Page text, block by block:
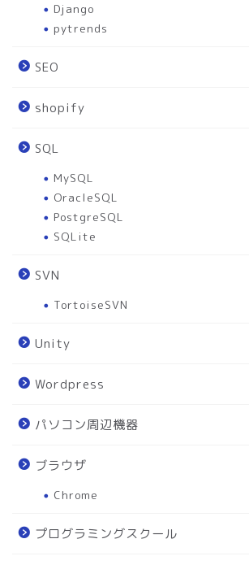
Django
pytrends
SEO
shopify
SQL
MySQL
OracleSQL
PostgreSQL
SQLite
SVN
TortoiseSVN
Unity
Wordpress
パソコン周辺機器
ブラウザ
Chrome
プログラミングスクール